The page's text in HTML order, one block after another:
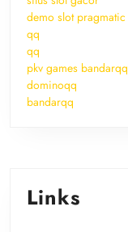
demo slot pragmatic
qq
qq
pkv games bandarqq
dominoqq
bandarqq
Links